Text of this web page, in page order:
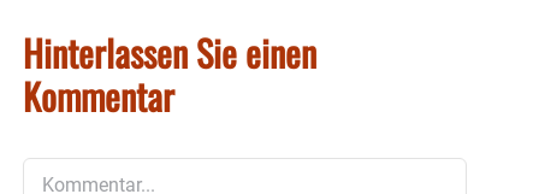
Hinterlassen Sie einen
Kommentar